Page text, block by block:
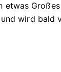
etwas
wird bald